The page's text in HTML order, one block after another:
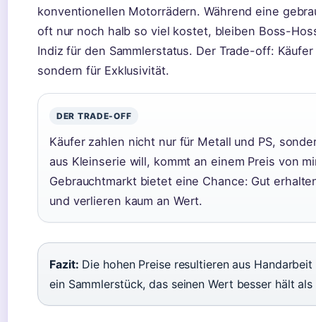
konventionellen Motorrädern. Während eine
oft nur noch halb so viel kostet, bleiben Boss-
Indiz für den Sammlerstatus. Der Trade-off:
sondern für Exklusivität.
DER TRADE-OFF
Käufer zahlen nicht nur für Metall und PS,
aus Kleinserie will, kommt an einem Preis von
Gebrauchtmarkt bietet eine Chance: Gut
und verlieren kaum an Wert.
Fazit: Die hohen Preise resultieren aus
ein Sammlerstück, das seinen Wert besser hält